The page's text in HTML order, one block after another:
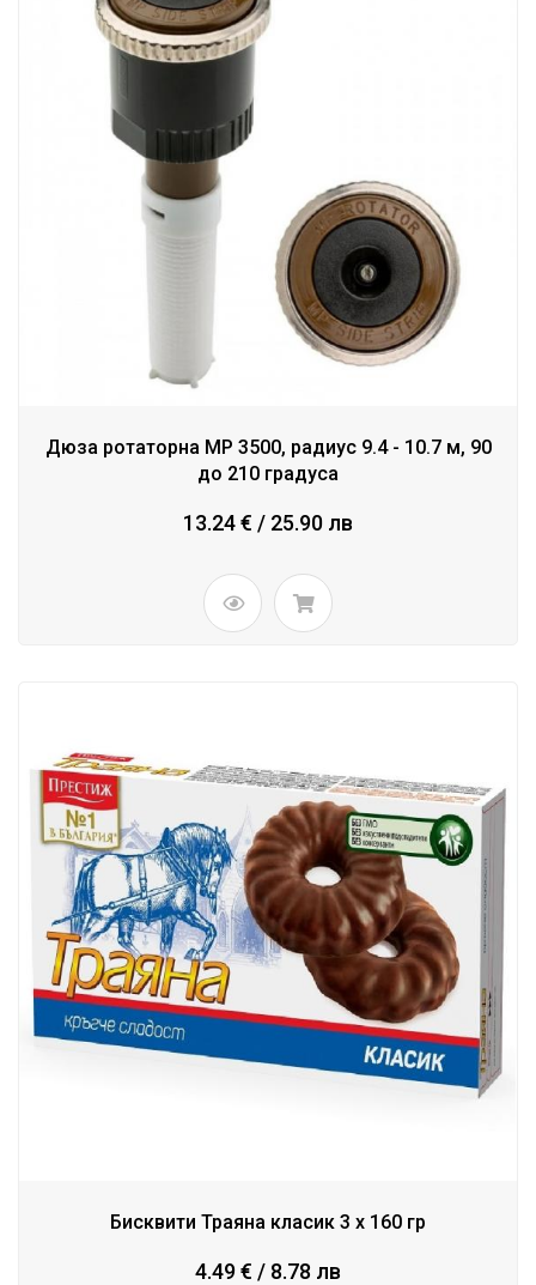
Дюза ротаторна МР 3500, радиус 9.4 - 10.7 м, 90
до 210 градуса
13.24 € / 25.90 лв
Бисквити Траяна класик 3 x 160 гр
4.49 € / 8.78 лв